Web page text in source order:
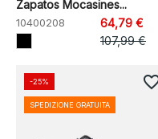
Zapatos Mocasines...
10400208
64,79 €
107,99 €
-25%
SPEDIZIONE GRATUITA